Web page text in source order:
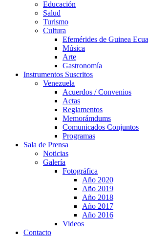
Educación
Salud
Turismo
Cultura
Efemérides de Guinea
Música
Arte
Gastronomía
Instrumentos Suscritos
Venezuela
Acuerdos / Convenios
Actas
Reglamentos
Memorámdums
Comunicados Conjuntos
Programas
Sala de Prensa
Noticias
Galería
Fotográfica
Año 2020
Año 2019
Año 2018
Año 2017
Año 2016
Videos
Contacto